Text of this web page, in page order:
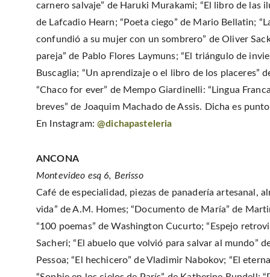
carnero salvaje” de Haruki Murakami; “El libro de las
de Lafcadio Hearn; “Poeta ciego” de Mario Bellatin;
confundió a su mujer con un sombrero” de Oliver
pareja” de Pablo Flores Laymuns; “El triángulo de
Buscaglia; “Un aprendizaje o el libro de los placeres”
“Chaco for ever” de Mempo Giardinelli: “Lingua
breves” de Joaquim Machado de Assis. Dicha es
En Instagram:@dichapasteleria
ANCONA
Montevideo esq 6, Berisso
Café de especialidad, piezas de panadería artesanal,
vida” de A.M. Homes; “Documento de María” de
“100 poemas” de Washington Cucurto; “Espejo
Sacheri; “El abuelo que volvió para salvar al mundo”
Pessoa; “El hechicero” de Vladimir Nabokov; “El